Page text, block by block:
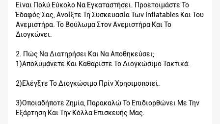
Είναι Πολύ Εύκολο Να Εγκαταστήσει. Προετοιμάστε Το
Έδαφός Σας, Ανοίξτε Τη Συσκευασία Των Inflatables Και Του
Ανεμιστήρα. Το Βούλωμα Στον Ανεμιστήρα Και Το
Διογκώνει.
2. Πώς Να Διατηρήσει Και Να Αποθηκεύσει;
1)Απολυμάνετε Και Καθαρίστε Το Διογκώσιμο Τακτικά.
2)Ελέγξτε Το Διογκώσιμο Πρίν Χρησιμοποιεί.
3)Οποιαδήποτε Ζημία, Παρακαλώ Το Επιδιορθώνει Με Την
Εξάρτηση Και Την Κόλλα Επισκευής Μας.